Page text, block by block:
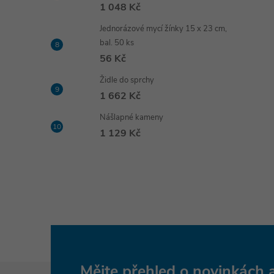
1 048 Kč
Jednorázové mycí žínky 15 x 23 cm,
bal. 50 ks
56 Kč
Židle do sprchy
1 662 Kč
Nášlapné kameny
1 129 Kč